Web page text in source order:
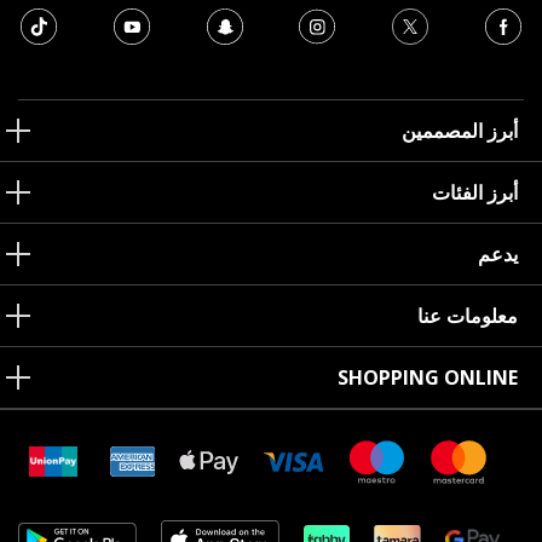
أبرز المصممين
أبرز الفئات
يدعم
معلومات عنا
SHOPPING ONLINE